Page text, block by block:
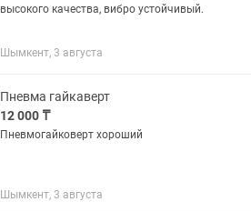
высокого качества, вибро устойчивый.
Шымкент, 3 августа
Пневма гайкаверт
12 000 ₸
Пневмогайковерт хороший
Шымкент, 3 августа